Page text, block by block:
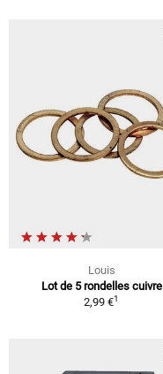
Louis
Lot de 5 rondelles cuivre
2,99 €1